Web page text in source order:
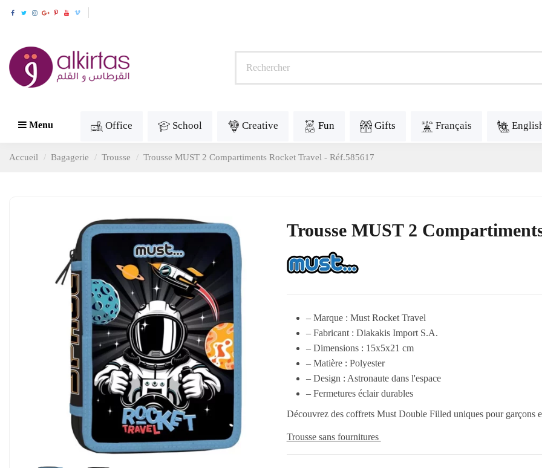
Menu Office School Creative Fun Gifts Français
Accueil Bagagerie Trousse Trousse MUST 2 Compartiments Rocket Travel - Réf.585617
Trousse MUST 2
– Marque : Must Rocket Travel
– Fabricant : Diakakis Import S.A.
– Dimensions : 15x5x21 cm
– Matière : Polyester
– Design : Astronaute dans l'espace
– Fermetures éclair durables
Découvrez des coffrets Must Double Filled uniques pour garçons
Trousse sans fournitures